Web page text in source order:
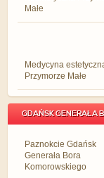
Małe
Medycyna
Przymorze Małe
GDAŃSK GENERAŁA
Paznokcie Gdańsk
Generała Bora
Komorowskiego